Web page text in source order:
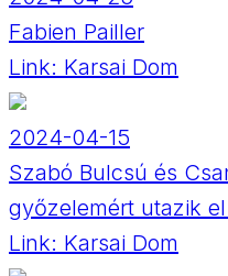
Fabien Pailler
Link: Karsai Dom
2024-04-15
Szabó Bulcsú és
győzelemért utazik
Link: Karsai Dom